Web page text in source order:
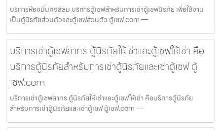
บริการห้องมั่นคงสีลม บริการตู้เซฟสำหรับการเช่าตู้เซฟนิรภัย เพื่อใช้งาน
เป็นตู้นิรภัยส่วนตัวและตู้เซฟส่วนตัว ตู้เซฟ.com —
บริการเช่าตู้เซฟสาทร ตู้นิรภัยให้เช่าและตู้เซฟให้เช่า คือ
บริการตู้นิรภัยสำหรับการเช่าตู้นิรภัยและเช่าตู้เซฟ ตู้
เซฟ.com
บริการเช่าตู้เซฟสาทร ตู้นิรภัยให้เช่าและตู้เซฟให้เช่า คือบริการตู้นิรภัย
สำหรับการเช่าตู้นิรภัยและเช่าตู้เซฟ ตู้เซฟ.com —